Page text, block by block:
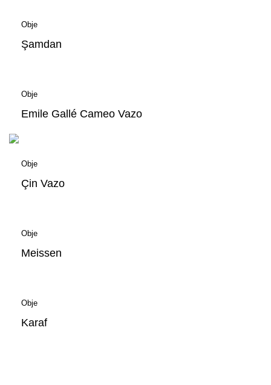
Obje
Şamdan
Obje
Emile Gallé Cameo Vazo
Obje
Çin Vazo
Obje
Meissen
Obje
Karaf